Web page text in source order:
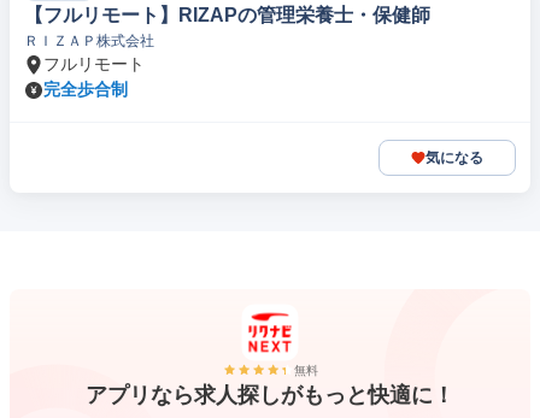
【フルリモート】RIZAPの管理栄養士・保健師
ＲＩＺＡＰ株式会社
フルリモート
完全歩合制
気になる
無料
アプリなら求人探しがもっと快適に！